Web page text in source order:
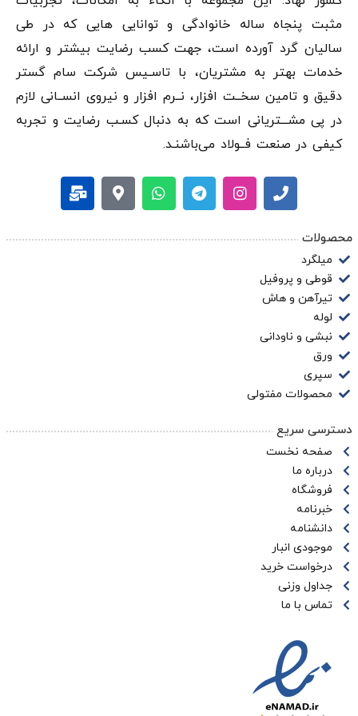
مثبت پنجاه ساله خانوادگی و توانایی هایی که در طی
سالیان گرد آورده است، جهت کسب رضایت بیشتر و ارائه
خدمات بهتر به مشتریان، با تاسـیس شرکت سام گستر
دقيق و تامین سخــت افزار، نــرم افزار و نیروی انســانی لازم
در پی مشـــتریانی است که به دنبال کسـب رضایت و تجربه
کیفی در صنعت فــولاد می‌باشنـد.
محصولات
میلگرد
قوطی و پروفیل
تیرآهن و هاش
لوله
نبشی و ناودانی
ورق
سپری
محصولات مفتولی
دسترسی سریع
صفحه نخست
درباره ما
فروشگاه
خبرنامه
دانشنامه
موجودی انبار
درخواست خرید
جداول وزنی
تماس با ما